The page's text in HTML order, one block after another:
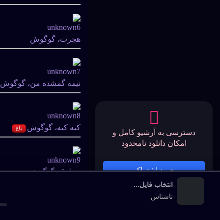
دسترسی به آرشیو کامل و
امکان دانلود نامحدود
خرید اشتراک
هجرت، گوگوش
نیمه گمشده من، گوگوش
کیه کیه، گوگوش داغ
مخلوق، گوگوش
پخش‌کننده رسانه
انتخاب فایل...
ناشناس